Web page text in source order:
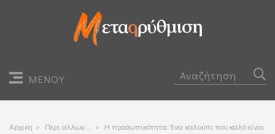
ΜΕΝΟΥ
Αρχικη > Περι αλλων.... > Η προσωπικότητα: Ένα καλούπι που καλό είναι